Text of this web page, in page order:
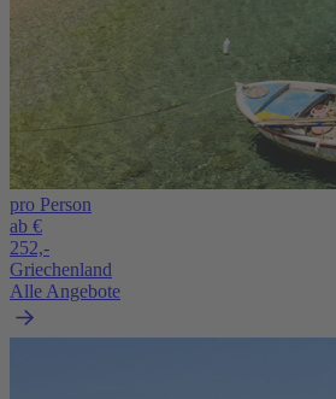
pro Person
ab €
252,-
Griechenland
Alle Angebote